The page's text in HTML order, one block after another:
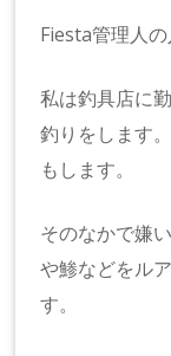
a
Fiesta管理人の
私は釣具店に
釣りをします
もします。
そのなかで嫌
や鯵などをル
す。